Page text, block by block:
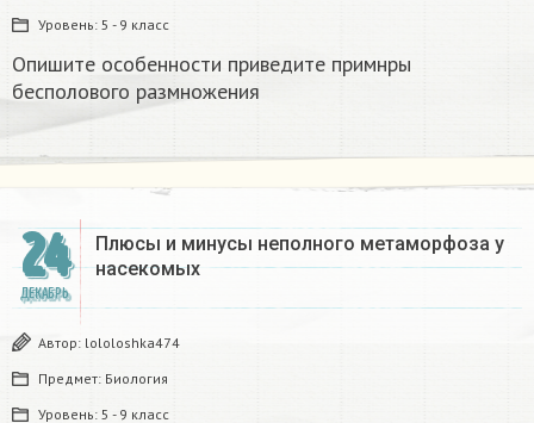
Уровень: 5 - 9 класс
Опишите особенности приведите примнры
бесполового размножения
24
ДЕКАБРЬ
Плюсы и минусы неполного метаморфоза у
насекомых​
Автор: lololoshka474
Предмет: Биология
Уровень: 5 - 9 класс